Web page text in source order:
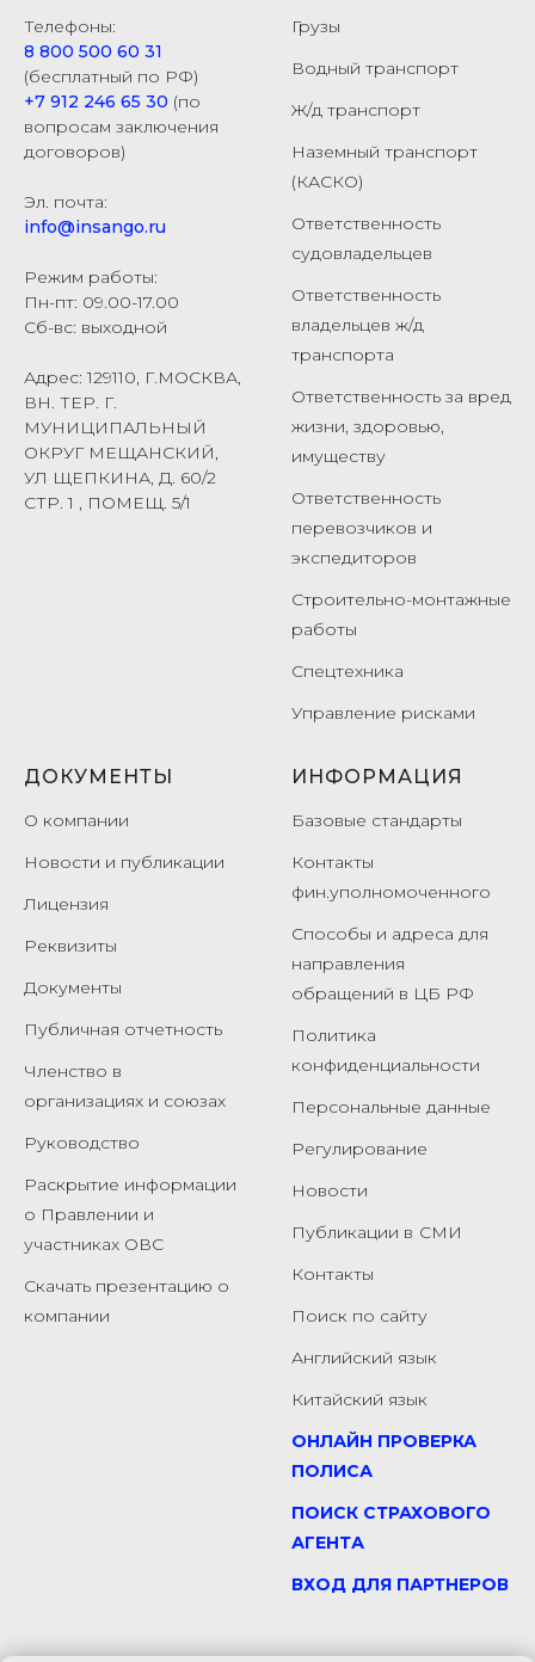
Телефоны:
8 800 500 60 31
(бесплатный по РФ)
+7 912 246 65 30 (по
вопросам заключения
договоров)
Эл. почта:
info@insango.ru
Режим работы:
Пн-пт: 09.00-17.00
Сб-вс: выходной
Адрес: 129110, Г.МОСКВА,
ВН. ТЕР. Г.
МУНИЦИПАЛЬНЫЙ
ОКРУГ МЕЩАНСКИЙ,
УЛ ЩЕПКИНА, Д. 60/2
СТР. 1 , ПОМЕЩ. 5/1
Грузы
Водный транспорт
Ж/д транспорт
Наземный транспорт
(КАСКО)
Ответственность
судовладельцев
Ответственность
владельцев ж/д
транспорта
Ответственность за вред
жизни, здоровью,
имуществу
Ответственность
перевозчиков и
экспедиторов
Строительно-монтажные
работы
Спецтехника
Управление рисками
ДОКУМЕНТЫ
О компании
Новости и публикации
Лицензия
Реквизиты
Документы
Публичная отчетность
Членство в
организациях и союзах
Руководство
Раскрытие информации
о Правлении и
участниках ОВС
Скачать презентацию о
компании
ИНФОРМАЦИЯ
Базовые стандарты
Контакты
фин.уполномоченного
Способы и адреса для
направления
обращений в ЦБ РФ
Политика
конфиденциальности
Персональные данные
Регулирование
Новости
Публикации в СМИ
Контакты
Поиск по сайту
Английский язык
Китайский язык
ОНЛАЙН ПРОВЕРКА
ПОЛИСА
ПОИСК СТРАХОВОГО
АГЕНТА
ВХОД ДЛЯ ПАРТНЕРОВ